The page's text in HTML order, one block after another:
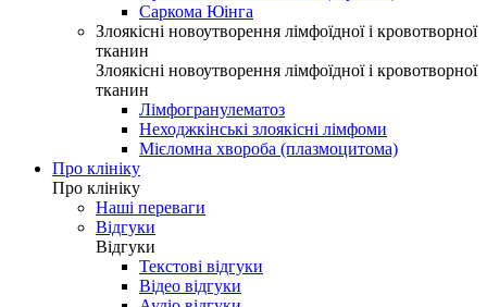
Саркома Юінга
Злоякісні новоутворення лімфоїдної і кровотворної
тканин
Злоякісні новоутворення лімфоїдної і кровотворної
тканин
Лімфогранулематоз
Неходжкінські злоякісні лімфоми
Мієломна хвороба (плазмоцитома)
Про клініку
Про клініку
Наші переваги
Відгуки
Відгуки
Текстові відгуки
Відео відгуки